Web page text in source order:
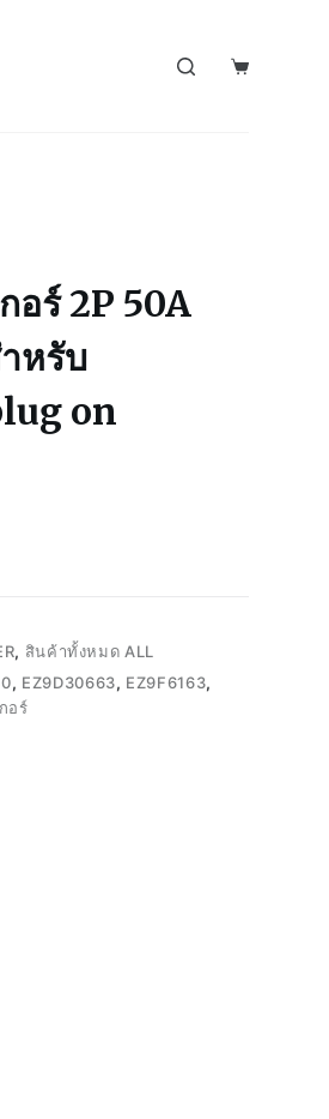
อร์ 2P 50A
หรับ
on
, สินค้าทั้งหมด ALL
, EZ9D30663, EZ9F6163,
อร์